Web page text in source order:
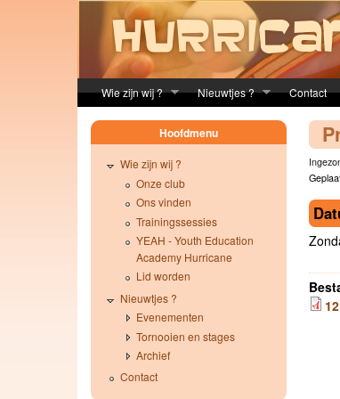
Wie zijn wij ? Nieuwtjes ? Contact
Hoofdmenu
Wie zijn wij ?
Onze club
Ons vinden
Trainingssessies
YEAH - Youth Education
Academy Hurricane
Lid worden
Nieuwtjes ?
Evenementen
Tornooien en stages
Archief
Contact